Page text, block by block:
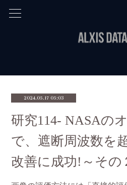
2024.05.17 05:03
研究114- NASAの
で、遮断周波数を
改善に成功!～その